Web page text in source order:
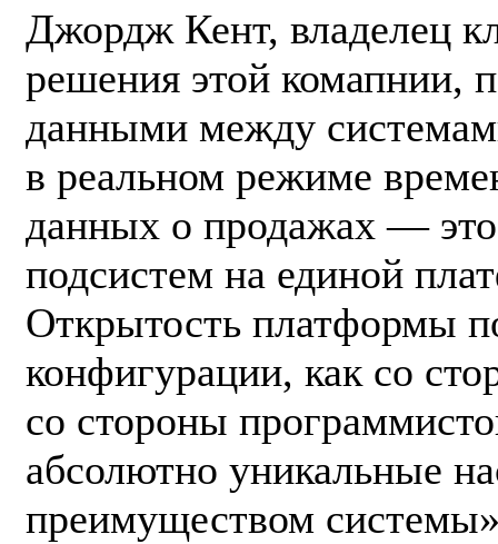
Джордж Кент, владелец
решения этой комапнии,
данными между
в реальном режиме
данных о продажах — это
подсистем на единой
Открытость платформы
конфигурации, как со
со стороны
абсолютно уникальные
преимуществом